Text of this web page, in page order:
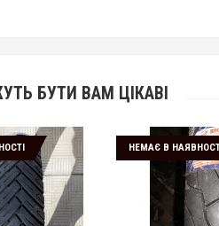
БУТИ ВАМ ЦІКАВІ
НЕМАЄ В